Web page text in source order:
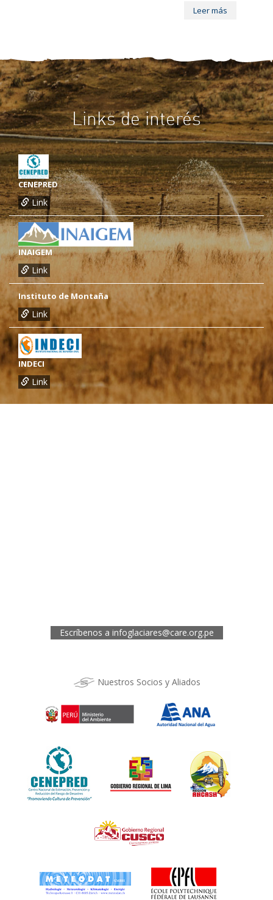
Leer más
Links de interés
CENEPRED
Link
INAIGEM
Link
Instituto de Montaña
Link
INDECI
Link
Escríbenos a infoglaciares@care.org.pe
Nuestros Socios y Aliados